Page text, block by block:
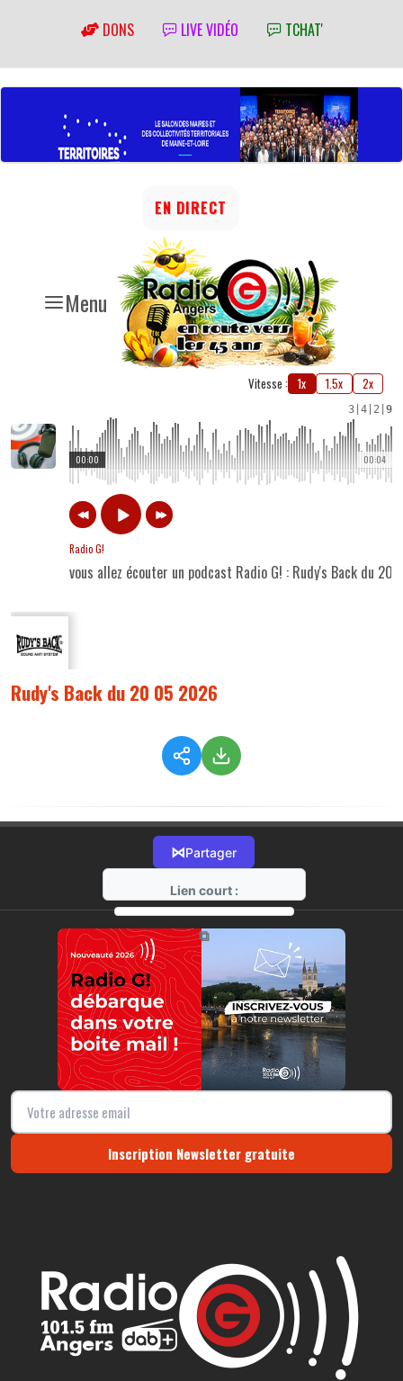
DONS LIVE VIDÉO TCHAT'
Menu
EN DIRECT
Vitesse : 1x 1.5x 2x
3 4 2 9
00:04
00:00
Radio G!
vous allez écouter un podcast Radio G! : Rudy's Back du 20
Rudy's Back du 20 05 2026
⋈Partager
Lien court :
https://radio-g.fr?22058
⧉
Inscription Newsletter gratuite